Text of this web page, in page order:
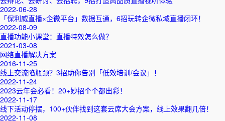
2022-06-28
「保利威直播×企微平台」数据互通，6招玩转企微私域直播闭环！
2022-08-09
直播功能小课堂：直播特效怎么做？
2021-03-08
网络直播解决方案
2016-11-25
线上交流陷瓶颈？3招助你告别「低效培训/会议」！
2022-11-24
2023云年会必看！20+妙招个个都出彩！
2022-11-17
线下活动停摆，100+伙伴找到这套云席大会方案，线上效果翻几倍！
2022-11-08